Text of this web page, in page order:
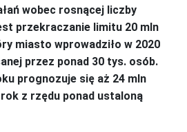
wobec rosnącej liczby
przekraczanie limitu 20 mln
miasto wprowadziło w 2020
przez ponad 30 tys. osób.
prognozuje się aż 24 mln
z rzędu ponad ustaloną